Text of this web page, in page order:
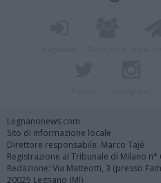
Legnanonews.com
Sito di informazione locale
Direttore responsabile: Marco Tajè
Registrazione al Tribunale di Milano
Redazione: Via Matteotti, 3 (presso
20025 Legnano (MI)